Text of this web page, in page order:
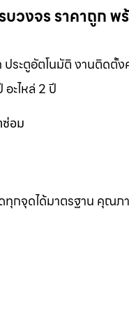
บวงจร ราคาถูก พ
ประตูอัตโนมัติ งานติด
ะไหล่ 2 ปี
ซ่อม
ดทุกจุดได้มาตรฐาน คุณภ